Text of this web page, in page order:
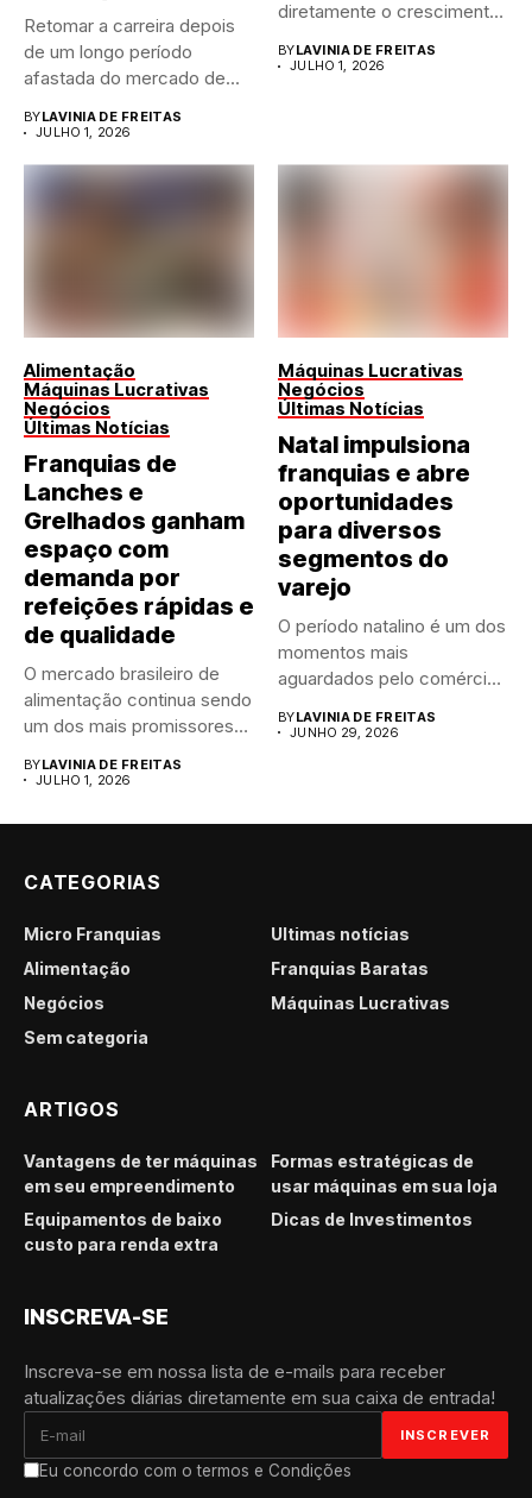
Retomar a carreira depois
de um longo período
afastada do mercado de...
BYLAVINIA DE FREITAS
JULHO 1, 2026
diretamente o crescimento
BYLAVINIA DE FREITAS
JULHO 1, 2026
Alimentação
Máquinas Lucrativas
Negócios
Últimas Notícias
Franquias de
Lanches e
Grelhados ganham
espaço com
demanda por
refeições rápidas e
de qualidade
O mercado brasileiro de
alimentação continua sendo
um dos mais promissores
BYLAVINIA DE FREITAS
JULHO 1, 2026
Máquinas Lucrativas
Negócios
Últimas Notícias
Natal impulsiona
franquias e abre
oportunidades
para diversos
segmentos do
varejo
O período natalino é um dos
momentos mais
aguardados pelo comércio
BYLAVINIA DE FREITAS
JUNHO 29, 2026
CATEGORIAS
Micro Franquias
Últimas notícias
Alimentação
Franquias Baratas
Negócios
Máquinas Lucrativas
Sem categoria
ARTIGOS
Vantagens de ter máquinas
em seu empreendimento
Formas estratégicas de
usar máquinas em sua loja
Equipamentos de baixo
custo para renda extra
Dicas de Investimentos
INSCREVA-SE
Inscreva-se em nossa lista de e-mails para receber
atualizações diárias diretamente em sua caixa de entrada!
Eu concordo com o termos e Condições